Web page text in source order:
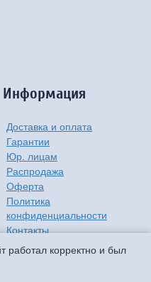
работал корректно и был
Информация
Доставка и оплата
Гарантии
Юр. лицам
Распродажа
Оферта
Политика
конфиденциальности
Контакты
О компании